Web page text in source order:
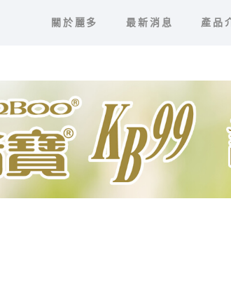
關於麗多 最新消息 產品